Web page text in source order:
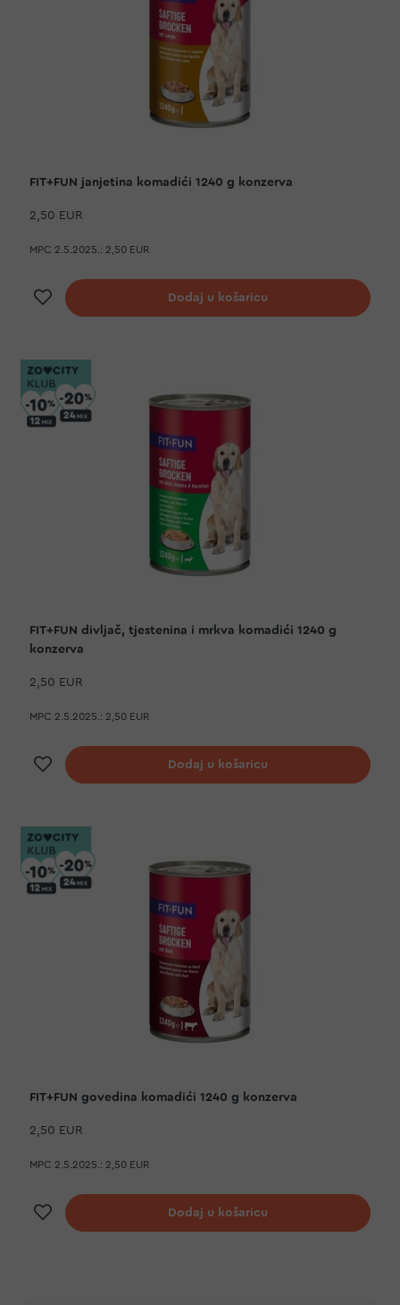
FIT+FUN janjetina komadići 1240 g konzerva
2,50 EUR
MPC 2.5.2025.: 2,50 EUR
Dodaj na listu želja
Dodaj u košaricu
FIT+FUN divljač, tjestenina i mrkva komadići 1240 g
konzerva
2,50 EUR
MPC 2.5.2025.: 2,50 EUR
Dodaj na listu želja
Dodaj u košaricu
FIT+FUN govedina komadići 1240 g konzerva
2,50 EUR
MPC 2.5.2025.: 2,50 EUR
Dodaj na listu želja
Dodaj u košaricu